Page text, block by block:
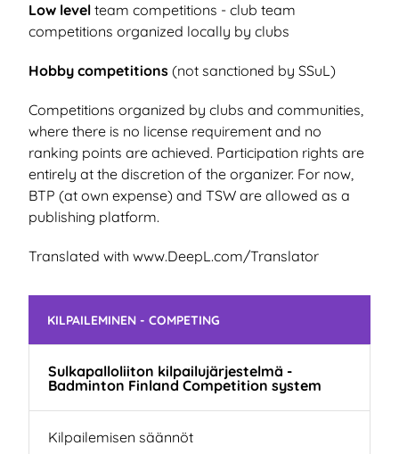
Low level team competitions - club team
competitions organized locally by clubs
Hobby competitions (not sanctioned by SSuL)
Competitions organized by clubs and communities,
where there is no license requirement and no
ranking points are achieved. Participation rights are
entirely at the discretion of the organizer. For now,
BTP (at own expense) and TSW are allowed as a
publishing platform.
Translated with www.DeepL.com/Translator
Skip subnavigation
KILPAILEMINEN - COMPETING
Sulkapalloliiton kilpailujärjestelmä -
Badminton Finland Competition system
Kilpailemisen säännöt